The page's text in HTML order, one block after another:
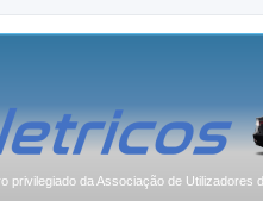
privilegiado da Associação de Utilizadores